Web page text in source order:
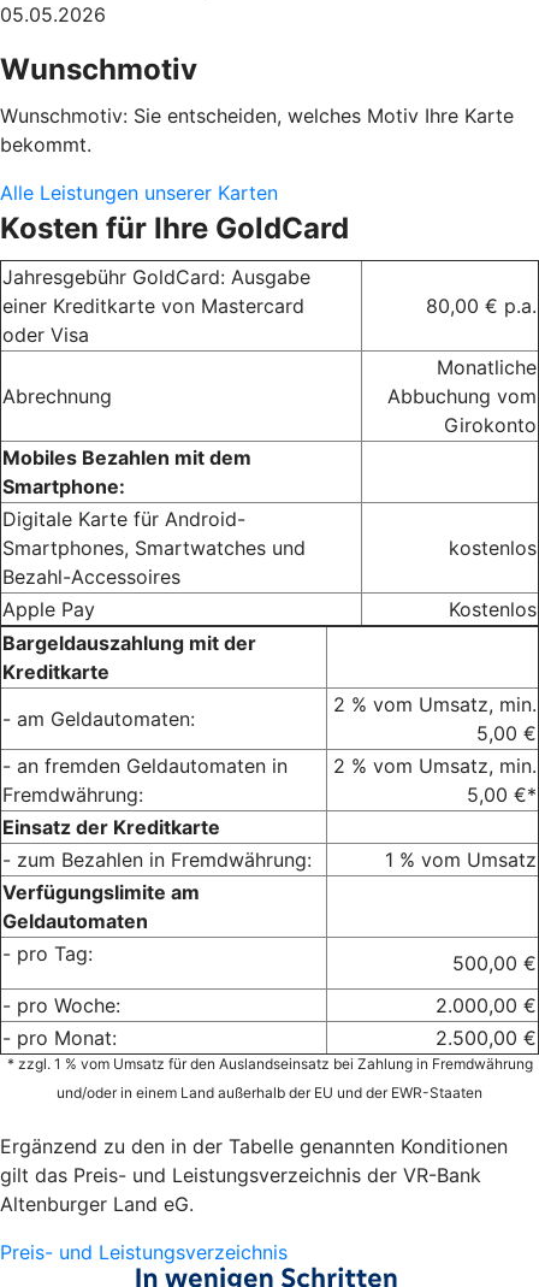
05.05.2026
Wunschmotiv
Wunschmotiv: Sie entscheiden, welches Motiv Ihre Karte
bekommt.
Alle Leistungen unserer Karten
Kosten für Ihre GoldCard
Jahresgebühr GoldCard: Ausgabe
einer Kreditkarte von Mastercard
oder Visa
80,00 € p.a.
Abrechnung
Monatliche
Abbuchung vom
Girokonto
Mobiles Bezahlen mit dem
Smartphone:
Digitale Karte für Android-
Smartphones, Smartwatches und
Bezahl-Accessoires
kostenlos
Apple Pay
Kostenlos
Bargeldauszahlung mit der
Kreditkarte
- am Geldautomaten:
2 % vom Umsatz, min.
5,00 €
- an fremden Geldautomaten in
Fremdwährung:
2 % vom Umsatz, min.
5,00 €*
Einsatz der Kreditkarte
- zum Bezahlen in Fremdwährung:
1 % vom Umsatz
Verfügungslimite am
Geldautomaten
- pro Tag:
500,00 €
- pro Woche:
2.000,00 €
- pro Monat:
2.500,00 €
* zzgl. 1 % vom Umsatz für den Auslandseinsatz bei Zahlung in Fremdwährung
und/oder in einem Land außerhalb der EU und der EWR-Staaten
Ergänzend zu den in der Tabelle genannten Konditionen
gilt das Preis- und Leistungsverzeichnis der VR-Bank
Altenburger Land eG.
Preis- und Leistungsverzeichnis